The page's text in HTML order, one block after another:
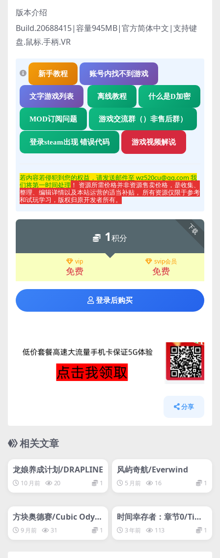
版本介绍
Build.20688415|容量945MB|官方简体中文|支持键
盘.鼠标.手柄.VR
新手教程 账号内找不到游戏
文字游戏列表 离线教程 什么是D加密
MOD订阅问题 游戏交流群（）非售后群）
登录steam出现 错误代码 游戏视频解说
若内容若侵犯到您的权益，请发送邮件至 wz520cu@qq.com 我
们将第一时间处理 ！ 资源所需价格并非资源售卖价格，是收集、
整理、编辑详情以及本站运营的适当补贴， 所有资源仅限于参考
和试玩学习，版权归原开发者所有。
下载
1积分
vip
免费
svip会员
免费
登录后购买
分享
相关文章
网盘下载游戏
龙娘养成计划/DRAPLINE
10 月前 20 1
网盘下载游戏
风屿奇航/Everwind
5 月前 16 1
网盘下载游戏
方块奥德赛/Cubic Odyss
ey9 月前 31 1
网盘下载游戏
时间幸存者：章节0/Time
Survivors: Chapter 0
3 年前 113 1